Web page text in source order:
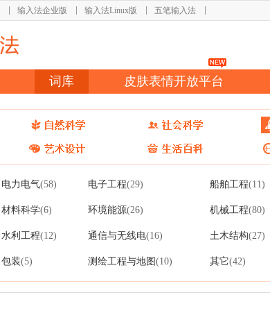
输入法企业版 输入法Linux版 五笔输入法
词库 皮肤表情开放平台
电力电气(58) 电子工程(29) 船舶工程(11)
材料科学(6) 环境能源(26) 机械工程(80)
水利工程(12) 通信与无线电(16) 土木结构(27)
包装(5) 测绘工程与地图(10) 其它(42)